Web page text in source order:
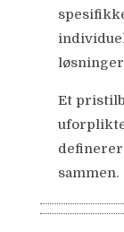
Et
sammen.